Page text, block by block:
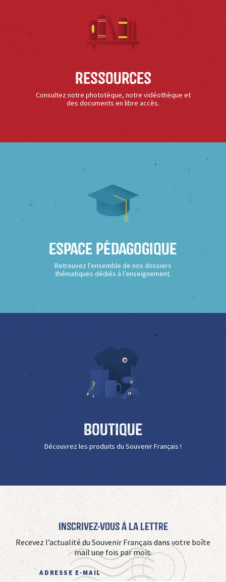
Ressources
Consultez notre phototèque, notre vidéothèque et
des documents en libre accès.
Espace Pédagogique
Retrouvez l’ensemble de nos dossiers
thématiques dédiés à l’enseignement.
Boutique
Découvrez les produits du Souvenir Français !
Inscrivez-vous à La Lettre
Recevez l’actualité du Souvenir Français dans votre boîte
mail une fois par mois.
ADRESSE E-MAIL